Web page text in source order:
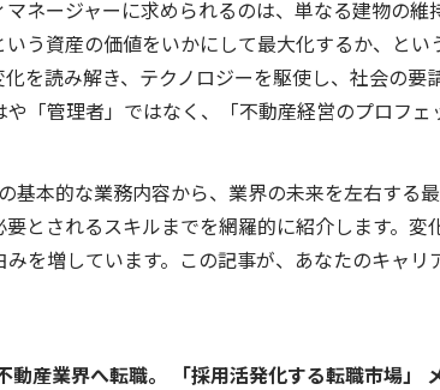
ネージャーに求められるのは、単なる建物の
いう資産の価値をいかにして最大化するか、と
化を読み解き、テクノロジーを駆使し、社会の
や「管理者」ではなく、「不動産経営のプロフェ
の基本的な業務内容から、業界の未来を左右する
とされるスキルまでを網羅的に紹介します。変
みを増しています。この記事が、あなたのキャ
動産業界へ転職。 「採用活発化する転職市場」